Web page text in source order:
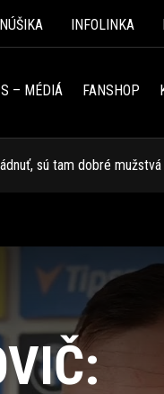
INFOLINKA
– MÉDIÁ FANSHOP
sú tam dobré mužstvá